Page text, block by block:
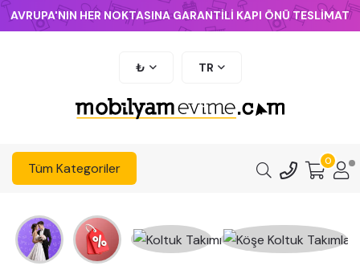
AVRUPA'NIN HER NOKTASINA GARANTİLİ KAPI ÖNÜ TESLİMAT
₺ TR
Tüm Kategoriler 0